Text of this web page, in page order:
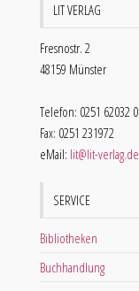
LIT VERLAG
Fresnostr. 2
48159 Münster
Telefon: 0251 62032 0
Fax: 0251 231972
eMail: lit@lit-verlag.de
SERVICE
Bibliotheken
Buchhandlung